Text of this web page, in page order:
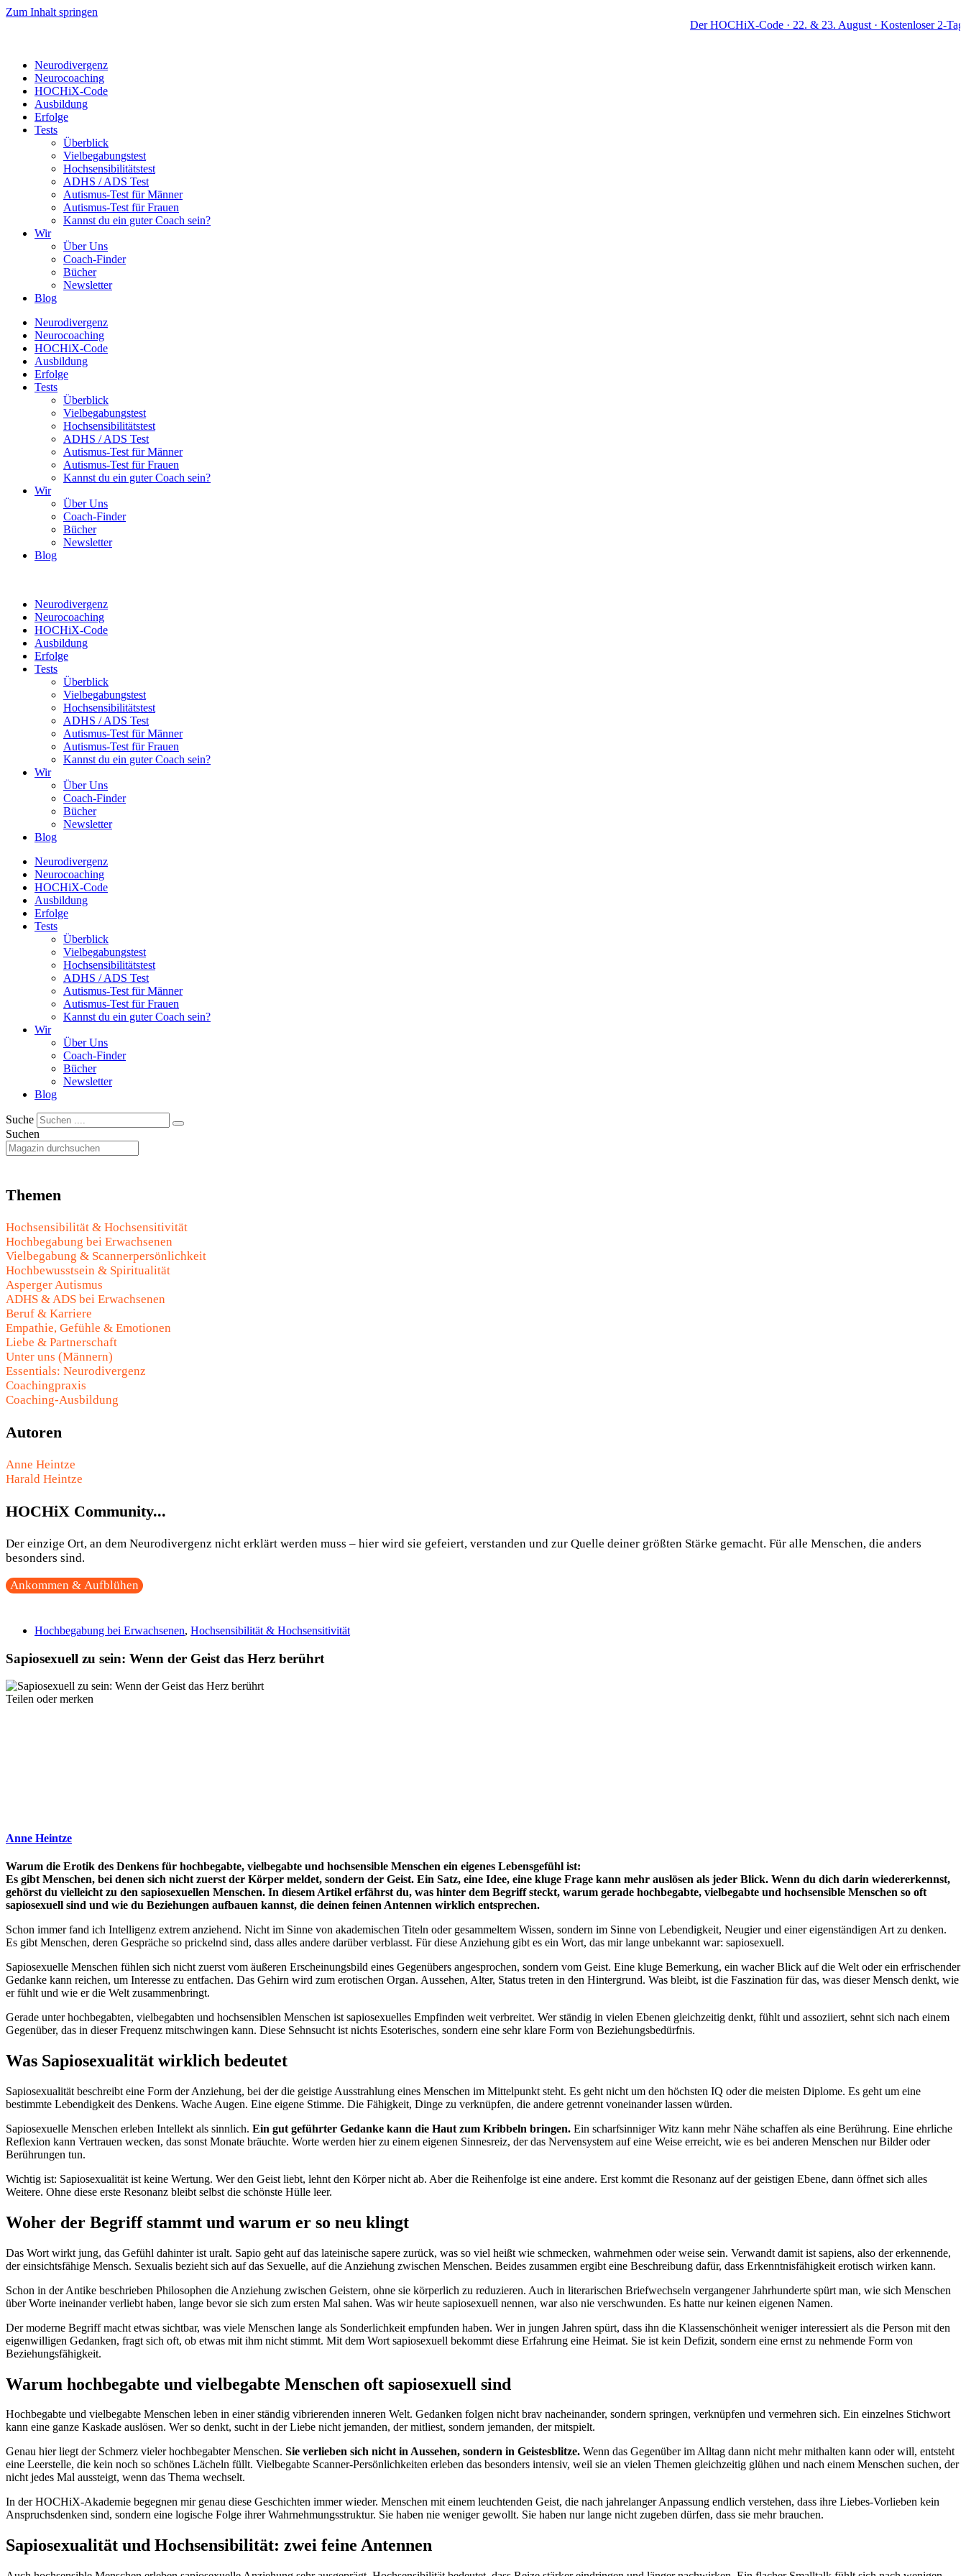
Zum Inhalt springen
Der HOCHiX-Code · 22. & 23. August · Kostenloser 2-Tage-
Neurodivergenz
Neurocoaching
HOCHiX-Code
Ausbildung
Erfolge
Tests
Überblick
Vielbegabungstest
Hochsensibilitätstest
ADHS / ADS Test
Autismus-Test für Männer
Autismus-Test für Frauen
Kannst du ein guter Coach sein?
Wir
Über Uns
Coach-Finder
Bücher
Newsletter
Blog
Neurodivergenz
Neurocoaching
HOCHiX-Code
Ausbildung
Erfolge
Tests
Überblick
Vielbegabungstest
Hochsensibilitätstest
ADHS / ADS Test
Autismus-Test für Männer
Autismus-Test für Frauen
Kannst du ein guter Coach sein?
Wir
Über Uns
Coach-Finder
Bücher
Newsletter
Blog
Neurodivergenz
Neurocoaching
HOCHiX-Code
Ausbildung
Erfolge
Tests
Überblick
Vielbegabungstest
Hochsensibilitätstest
ADHS / ADS Test
Autismus-Test für Männer
Autismus-Test für Frauen
Kannst du ein guter Coach sein?
Wir
Über Uns
Coach-Finder
Bücher
Newsletter
Blog
Neurodivergenz
Neurocoaching
HOCHiX-Code
Ausbildung
Erfolge
Tests
Überblick
Vielbegabungstest
Hochsensibilitätstest
ADHS / ADS Test
Autismus-Test für Männer
Autismus-Test für Frauen
Kannst du ein guter Coach sein?
Wir
Über Uns
Coach-Finder
Bücher
Newsletter
Blog
Suche
Suchen
Themen
Hochsensibilität & Hochsensitivität
Hochbegabung bei Erwachsenen
Vielbegabung & Scannerpersönlichkeit
Hochbewusstsein & Spiritualität
Asperger Autismus
ADHS & ADS bei Erwachsenen
Beruf & Karriere
Empathie, Gefühle & Emotionen
Liebe & Partnerschaft
Unter uns (Männern)
Essentials: Neurodivergenz
Coachingpraxis
Coaching-Ausbildung
Autoren
Anne Heintze
Harald Heintze
HOCHiX Community...
Der einzige Ort, an dem Neurodivergenz nicht erklärt werden muss – hier wird sie gefeiert, verstanden und zur Quelle deiner größten Stärke gemacht. Für alle Menschen, die anders
besonders sind.
Ankommen & Aufblühen
Hochbegabung bei Erwachsenen, Hochsensibilität & Hochsensitivität
Sapiosexuell zu sein: Wenn der Geist das Herz berührt
Teilen oder merken
Anne Heintze
Warum die Erotik des Denkens für hochbegabte, vielbegabte und hochsensible Menschen ein eigenes Lebensgefühl ist:
Es gibt Menschen, bei denen sich nicht zuerst der Körper meldet, sondern der Geist. Ein Satz, eine Idee, eine kluge Frage kann mehr auslösen als jeder Blick. Wenn du dich darin wiedererkennst,
gehörst du vielleicht zu den sapiosexuellen Menschen. In diesem Artikel erfährst du, was hinter dem Begriff steckt, warum gerade hochbegabte, vielbegabte und hochsensible Menschen so oft
sapiosexuell sind und wie du Beziehungen aufbauen kannst, die deinen feinen Antennen wirklich entsprechen.
Schon immer fand ich Intelligenz extrem anziehend. Nicht im Sinne von akademischen Titeln oder gesammeltem Wissen, sondern im Sinne von Lebendigkeit, Neugier und einer eigenständigen Art zu denken.
Es gibt Menschen, deren Gespräche so prickelnd sind, dass alles andere darüber verblasst. Für diese Anziehung gibt es ein Wort, das mir lange unbekannt war: sapiosexuell.
Sapiosexuelle Menschen fühlen sich nicht zuerst vom äußeren Erscheinungsbild eines Gegenübers angesprochen, sondern vom Geist. Eine kluge Bemerkung, ein wacher Blick auf die Welt oder ein erfrischender
Gedanke kann reichen, um Interesse zu entfachen. Das Gehirn wird zum erotischen Organ. Aussehen, Alter, Status treten in den Hintergrund. Was bleibt, ist die Faszination für das, was dieser Mensch denkt, wie
er fühlt und wie er die Welt zusammenbringt.
Gerade unter hochbegabten, vielbegabten und hochsensiblen Menschen ist sapiosexuelles Empfinden weit verbreitet. Wer ständig in vielen Ebenen gleichzeitig denkt, fühlt und assoziiert, sehnt sich nach einem
Gegenüber, das in dieser Frequenz mitschwingen kann. Diese Sehnsucht ist nichts Esoterisches, sondern eine sehr klare Form von Beziehungsbedürfnis.
Was Sapiosexualität wirklich bedeutet
Sapiosexualität beschreibt eine Form der Anziehung, bei der die geistige Ausstrahlung eines Menschen im Mittelpunkt steht. Es geht nicht um den höchsten IQ oder die meisten Diplome. Es geht um eine
bestimmte Lebendigkeit des Denkens. Wache Augen. Eine eigene Stimme. Die Fähigkeit, Dinge zu verknüpfen, die andere getrennt voneinander lassen würden.
Sapiosexuelle Menschen erleben Intellekt als sinnlich. Ein gut geführter Gedanke kann die Haut zum Kribbeln bringen. Ein scharfsinniger Witz kann mehr Nähe schaffen als eine Berührung. Eine ehrliche
Reflexion kann Vertrauen wecken, das sonst Monate bräuchte. Worte werden hier zu einem eigenen Sinnesreiz, der das Nervensystem auf eine Weise erreicht, wie es bei anderen Menschen nur Bilder oder
Berührungen tun.
Wichtig ist: Sapiosexualität ist keine Wertung. Wer den Geist liebt, lehnt den Körper nicht ab. Aber die Reihenfolge ist eine andere. Erst kommt die Resonanz auf der geistigen Ebene, dann öffnet sich alles
Weitere. Ohne diese erste Resonanz bleibt selbst die schönste Hülle leer.
Woher der Begriff stammt und warum er so neu klingt
Das Wort wirkt jung, das Gefühl dahinter ist uralt. Sapio geht auf das lateinische sapere zurück, was so viel heißt wie schmecken, wahrnehmen oder weise sein. Verwandt damit ist sapiens, also der erkennende,
der einsichtsfähige Mensch. Sexualis bezieht sich auf das Sexuelle, auf die Anziehung zwischen Menschen. Beides zusammen ergibt eine Beschreibung dafür, dass Erkenntnisfähigkeit erotisch wirken kann.
Schon in der Antike beschrieben Philosophen die Anziehung zwischen Geistern, ohne sie körperlich zu reduzieren. Auch in literarischen Briefwechseln vergangener Jahrhunderte spürt man, wie sich Menschen
über Worte ineinander verliebt haben, lange bevor sie sich zum ersten Mal sahen. Was wir heute sapiosexuell nennen, war also nie verschwunden. Es hatte nur keinen eigenen Namen.
Der moderne Begriff macht etwas sichtbar, was viele Menschen lange als Sonderlichkeit empfunden haben. Wer in jungen Jahren spürt, dass ihn die Klassenschönheit weniger interessiert als die Person mit den
eigenwilligen Gedanken, fragt sich oft, ob etwas mit ihm nicht stimmt. Mit dem Wort sapiosexuell bekommt diese Erfahrung eine Heimat. Sie ist kein Defizit, sondern eine ernst zu nehmende Form von
Beziehungsfähigkeit.
Warum hochbegabte und vielbegabte Menschen oft sapiosexuell sind
Hochbegabte und vielbegabte Menschen leben in einer ständig vibrierenden inneren Welt. Gedanken folgen nicht brav nacheinander, sondern springen, verknüpfen und vermehren sich. Ein einzelnes Stichwort
kann eine ganze Kaskade auslösen. Wer so denkt, sucht in der Liebe nicht jemanden, der mitliest, sondern jemanden, der mitspielt.
Genau hier liegt der Schmerz vieler hochbegabter Menschen. Sie verlieben sich nicht in Aussehen, sondern in Geistesblitze. Wenn das Gegenüber im Alltag dann nicht mehr mithalten kann oder will, entsteht
eine Leerstelle, die kein noch so schönes Lächeln füllt. Vielbegabte Scanner-Persönlichkeiten erleben das besonders intensiv, weil sie an vielen Themen gleichzeitig glühen und nach einem Menschen suchen, der
nicht jedes Mal aussteigt, wenn das Thema wechselt.
In der HOCHiX-Akademie begegnen mir genau diese Geschichten immer wieder. Menschen mit einem leuchtenden Geist, die nach jahrelanger Anpassung endlich verstehen, dass ihre Liebes-Vorlieben kein
Anspruchsdenken sind, sondern eine logische Folge ihrer Wahrnehmungsstruktur. Sie haben nie weniger gewollt. Sie haben nur lange nicht zugeben dürfen, dass sie mehr brauchen.
Sapiosexualität und Hochsensibilität: zwei feine Antennen